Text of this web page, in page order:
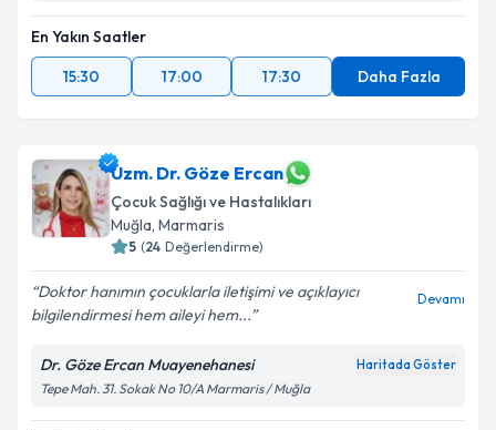
En Yakın Saatler
15:30
17:00 17:30 Daha Fazla
Uzm. Dr. Göze Ercan
Çocuk Sağlığı ve Hastalıkları
Muğla, Marmaris
5 (24 Değerlendirme)
Doktor hanımın çocuklarla iletişimi ve açıklayıcı
bilgilendirmesi hem aileyi hem...
Devamı
Dr. Göze Ercan Muayenehanesi Haritada Göster
Tepe Mah. 31. Sokak No 10/A Marmaris / Muğla